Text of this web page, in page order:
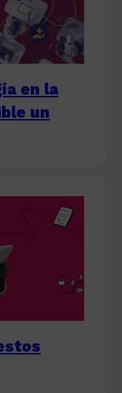
en la
un